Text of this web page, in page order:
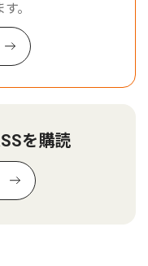
。
を購読